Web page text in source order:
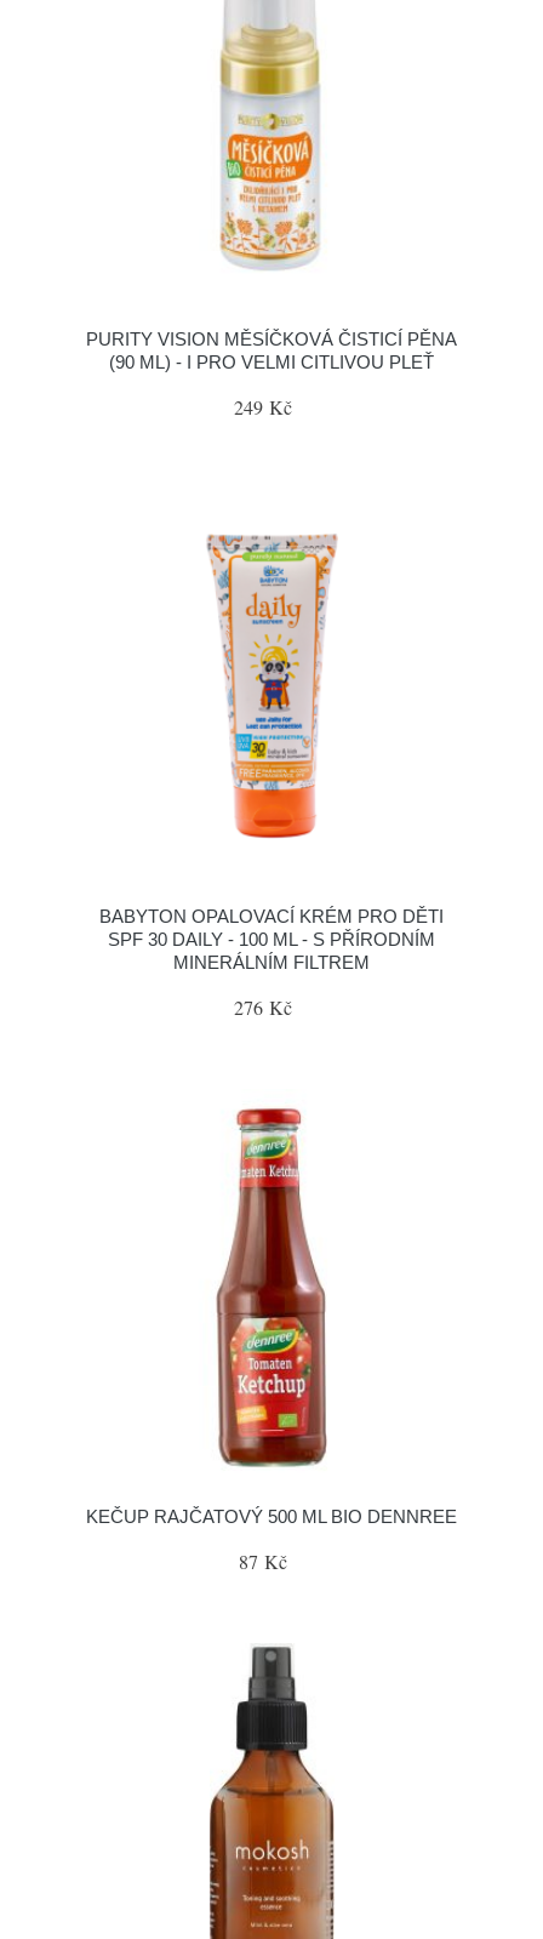
PURITY VISION MĚSÍČKOVÁ ČISTICÍ PĚNA
(90 ML) - I PRO VELMI CITLIVOU PLEŤ
249 Kč
BABYTON OPALOVACÍ KRÉM PRO DĚTI
SPF 30 DAILY - 100 ML - S PŘÍRODNÍM
MINERÁLNÍM FILTREM
276 Kč
KEČUP RAJČATOVÝ 500 ML BIO DENNREE
87 Kč